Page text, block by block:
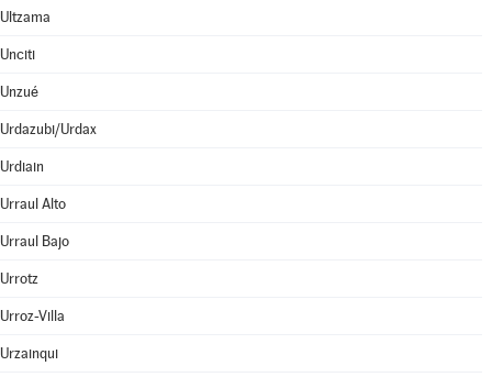
Ultzama
Unciti
Unzué
Urdazubi/Urdax
Urdiain
Urraul Alto
Urraul Bajo
Urrotz
Urroz-Villa
Urzainqui